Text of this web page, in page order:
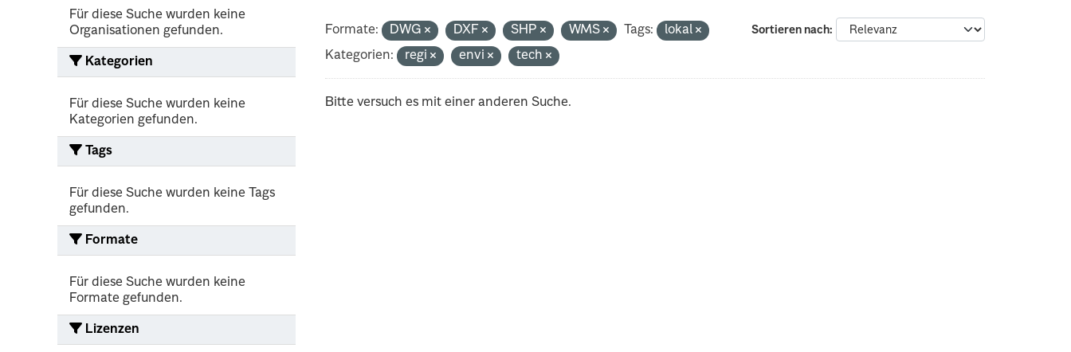
Für diese Suche wurden keine
Organisationen gefunden.
Kategorien
Für diese Suche wurden keine
Kategorien gefunden.
Tags
Für diese Suche wurden keine Tags
gefunden.
Formate
Für diese Suche wurden keine
Formate gefunden.
Lizenzen
Sortieren nach
Formate: DWG DXF SHP WMS Tags:
lokal
Kategorien:
regi envi tech
Bitte versuch es mit einer anderen Suche.